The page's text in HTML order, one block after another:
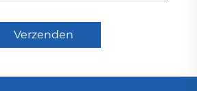
Verzenden